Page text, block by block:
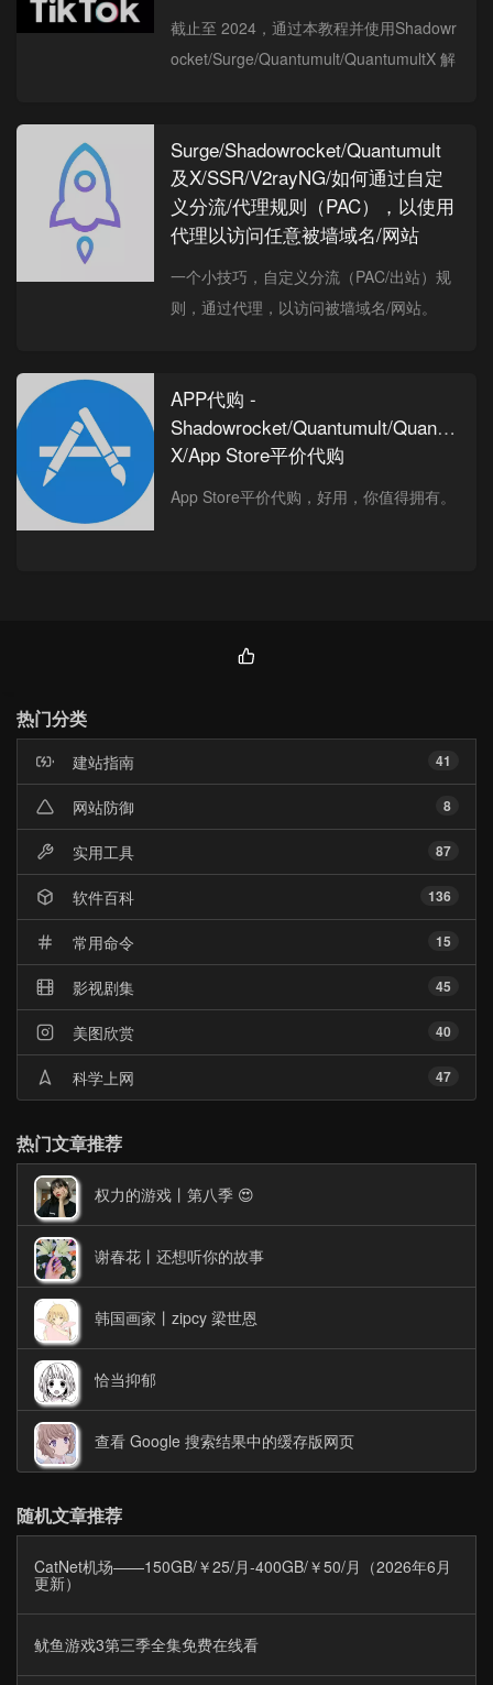
截止至 2024，通过本教程并使用Shadowr
ocket/Surge/Quantumult/QuantumultX 解
Surge/Shadowrocket/Quantumult
及X/SSR/V2rayNG/如何通过自定
义分流/代理规则（PAC），以使用
代理以访问任意被墙域名/网站
一个小技巧，自定义分流（PAC/出站）规
则，通过代理，以访问被墙域名/网站。
APP代购 -
Shadowrocket/Quantumult/Quantumult
X/App Store平价代购
App Store平价代购，好用，你值得拥有。
热门分类
41
建站指南
8
网站防御
87
实用工具
136
软件百科
15
常用命令
45
影视剧集
40
美图欣赏
47
科学上网
热门文章推荐
权力的游戏丨第八季 😍
谢春花丨还想听你的故事
韩国画家丨zipcy 梁世恩
恰当抑郁
查看 Google 搜索结果中的缓存版网页
随机文章推荐
CatNet机场——150GB/￥25/月-400GB/￥50/月（2026年6月
更新）
鱿鱼游戏3第三季全集免费在线看